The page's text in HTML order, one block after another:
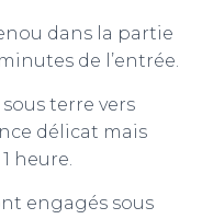
m
dans la partie
de l’entrée.
terre vers
délicat mais
heure.
engagés sous